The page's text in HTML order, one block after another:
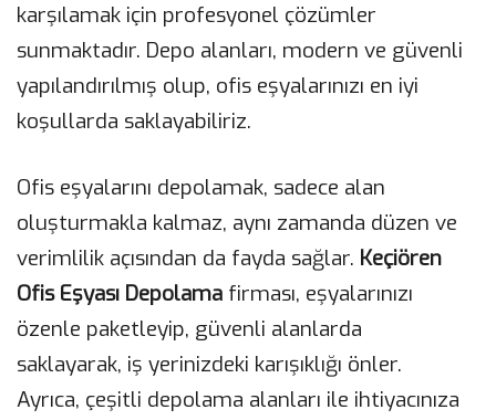
karşılamak için profesyonel çözümler
sunmaktadır. Depo alanları, modern ve güvenli
yapılandırılmış olup, ofis eşyalarınızı en iyi
koşullarda saklayabiliriz.
Ofis eşyalarını depolamak, sadece alan
oluşturmakla kalmaz, aynı zamanda düzen ve
verimlilik açısından da fayda sağlar. Keçiören
Ofis Eşyası Depolama firması, eşyalarınızı
özenle paketleyip, güvenli alanlarda
saklayarak, iş yerinizdeki karışıklığı önler.
Ayrıca, çeşitli depolama alanları ile ihtiyacınıza